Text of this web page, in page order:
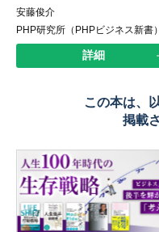
安藤俊介
PHP研究所（PHPビジネス新書）
詳細
この本は、
掲載